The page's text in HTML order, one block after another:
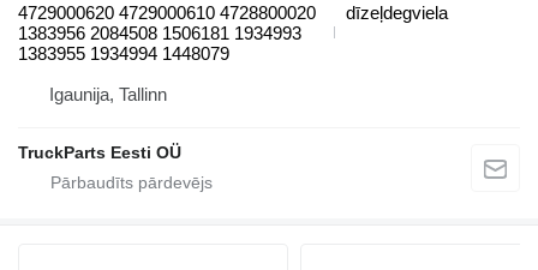
4729000620 4729000610 4728800020
1383956 2084508 1506181 1934993
1383955 1934994 1448079
dīzeļdegviela
Igaunija, Tallinn
TruckParts Eesti OÜ